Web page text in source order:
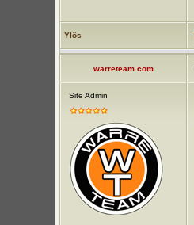
Ylös
warreteam.com
Site Admin